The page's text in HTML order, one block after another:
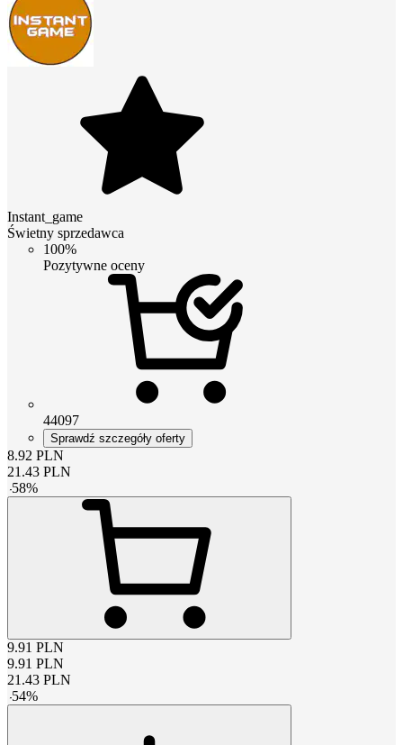
Instant_game
Świetny sprzedawca
100%
Pozytywne oceny
44097
Sprawdź szczegóły oferty
8.92 PLN
21.43 PLN
-58%
9.91 PLN
9.91 PLN
21.43 PLN
-54%